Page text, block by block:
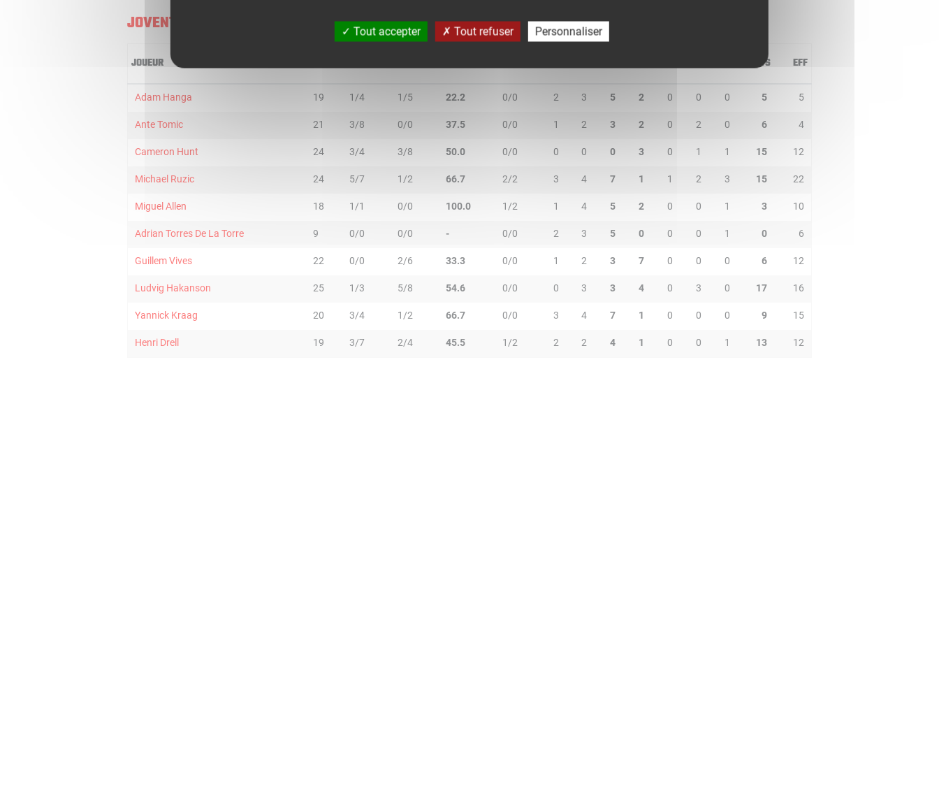
JOVENTUT BADALONA
JOUEUR PTS EFF
Adam Hanga 19 1/4 1/5 22.2 0/0 2 3 5 2 0 0 0 5 5
Ante Tomic 21 3/8 0/0 37.5 0/0 1 2 3 2 0 2 0 6 4
Cameron Hunt 24 3/4 3/8 50.0 0/0 0 0 0 3 0 1 1 15 12
Michael Ruzic 24 5/7 1/2 66.7 2/2 3 4 7 1 1 2 3 15 22
Miguel Allen 18 1/1 0/0 100.0 1/2 1 4 5 2 0 0 1 3 10
Adrian Torres De La Torre 9 0/0 0/0 - 0/0 2 3 5 0 0 0 1 0 6
Guillem Vives 22 0/0 2/6 33.3 0/0 1 2 3 7 0 0 0 6 12
Ludvig Hakanson 25 1/3 5/8 54.6 0/0 0 3 3 4 0 3 0 17 16
Yannick Kraag 20 3/4 1/2 66.7 0/0 3 4 7 1 0 0 0 9 15
Henri Drell 19 3/7 2/4 45.5 1/2 2 2 4 1 0 0 1 13 12
Tout accepter Tout refuser Personnaliser